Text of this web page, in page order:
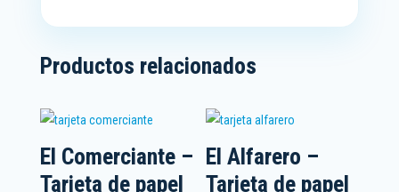
Productos relacionados
El Comerciante –
Tarjeta de papel
El Alfarero –
Tarjeta de papel